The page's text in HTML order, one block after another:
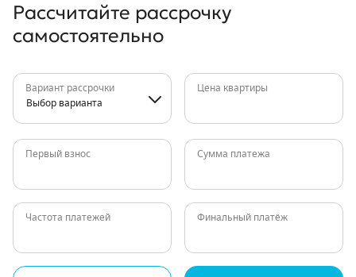
Рассчитайте рассрочку
самостоятельно
Вариант рассрочки
Выбор варианта
Цена квартиры
Первый взнос Сумма платежа
Частота платежей Финальный платёж